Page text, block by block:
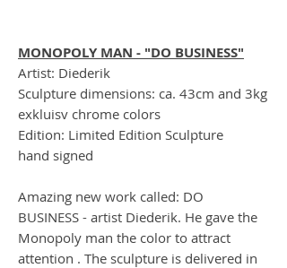
MONOPOLY MAN - "DO BUSINESS"
Artist: Diederik
Sculpture dimensions: ca. 43cm and 3kg
exkluisv chrome colors
Edition: Limited Edition Sculpture
hand signed
Amazing new work called: DO
BUSINESS - artist Diederik. He gave the
Monopoly man the color to attract
attention . The sculpture is delivered in